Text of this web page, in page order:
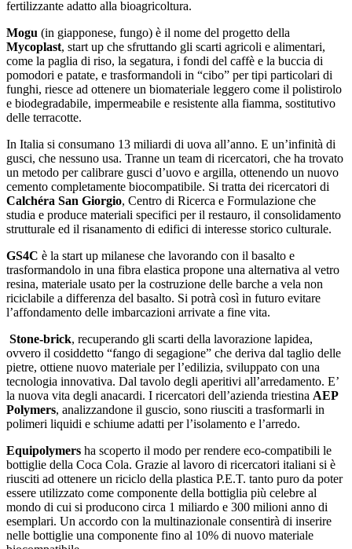
fertilizzante adatto alla bioagricoltura.
Mogu (in giapponese, fungo) è il nome del progetto della
Mycoplast, start up che sfruttando gli scarti agricoli e alimentari,
come la paglia di riso, la segatura, i fondi del caffè e la buccia di
pomodori e patate, e trasformandoli in “cibo” per tipi particolari di
funghi, riesce ad ottenere un biomateriale leggero come il polistirolo
e biodegradabile, impermeabile e resistente alla fiamma, sostitutivo
delle terracotte.
In Italia si consumano 13 miliardi di uova all’anno. E un’infinità di
gusci, che nessuno usa. Tranne un team di ricercatori, che ha trovato
un metodo per calibrare gusci d’uovo e argilla, ottenendo un nuovo
cemento completamente biocompatibile. Si tratta dei ricercatori di
Calchéra San Giorgio, Centro di Ricerca e Formulazione che
studia e produce materiali specifici per il restauro, il consolidamento
strutturale ed il risanamento di edifici di interesse storico culturale.
GS4C è la start up milanese che lavorando con il basalto e
trasformandolo in una fibra elastica propone una alternativa al vetro
resina, materiale usato per la costruzione delle barche a vela non
riciclabile a differenza del basalto. Si potrà così in futuro evitare
l’affondamento delle imbarcazioni arrivate a fine vita.
Stone-brick, recuperando gli scarti della lavorazione lapidea,
ovvero il cosiddetto “fango di segagione” che deriva dal taglio delle
pietre, ottiene nuovo materiale per l’edilizia, sviluppato con una
tecnologia innovativa. Dal tavolo degli aperitivi all’arredamento. E’
la nuova vita degli anacardi. I ricercatori dell’azienda triestina AEP
Polymers, analizzandone il guscio, sono riusciti a trasformarli in
polimeri liquidi e schiume adatti per l’isolamento e l’arredo.
Equipolymers ha scoperto il modo per rendere eco-compatibili le
bottiglie della Coca Cola. Grazie al lavoro di ricercatori italiani si è
riusciti ad ottenere un riciclo della plastica P.E.T. tanto puro da poter
essere utilizzato come componente della bottiglia più celebre al
mondo di cui si producono circa 1 miliardo e 300 milioni anno di
esemplari. Un accordo con la multinazionale consentirà di inserire
nelle bottiglie una componente fino al 10% di nuovo materiale